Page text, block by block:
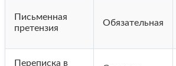
Письменная
претензия
Обязательная
Переписка в